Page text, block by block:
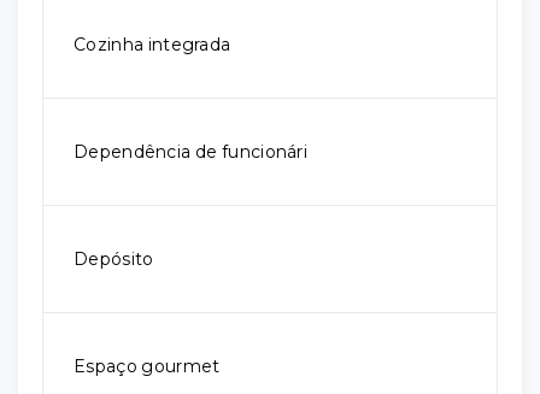
Cozinha integrada
Dependência de funcionári
Depósito
Espaço gourmet